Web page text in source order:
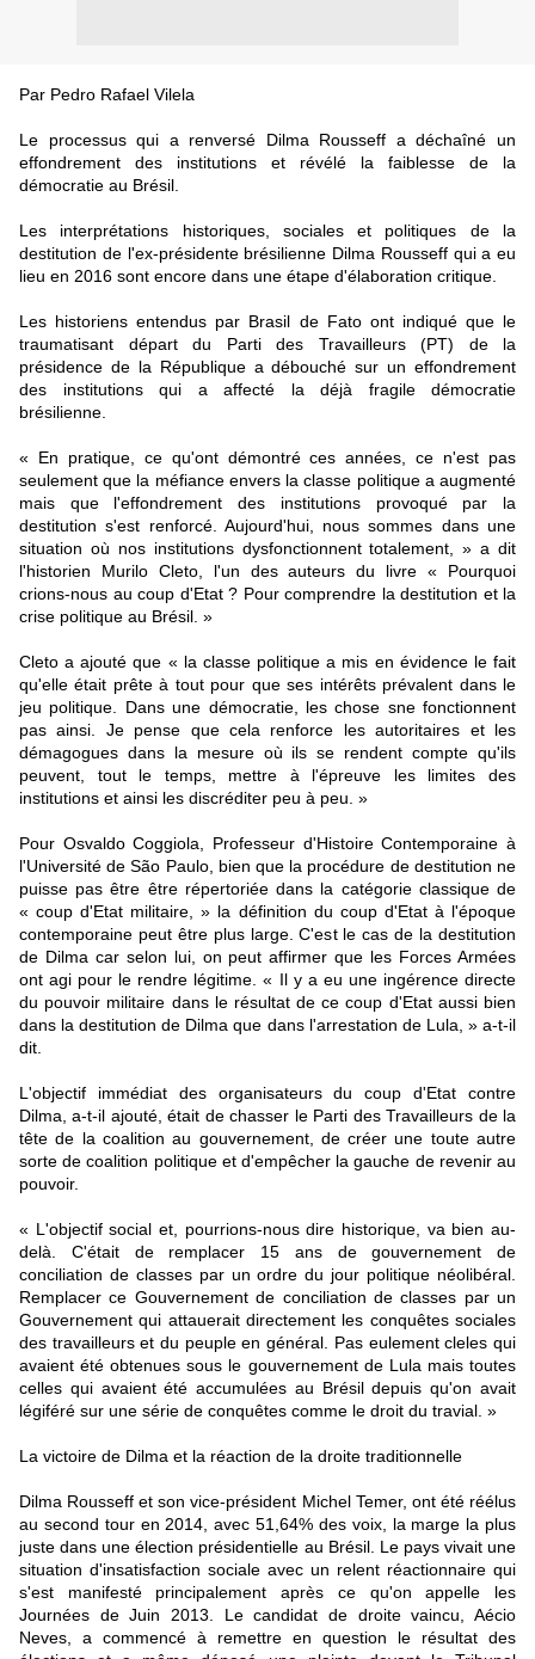
Par Pedro Rafael Vilela
Le processus qui a renversé Dilma Rousseff a déchaîné un
effondrement des institutions et révélé la faiblesse de la
démocratie au Brésil.
Les interprétations historiques, sociales et politiques de la
destitution de l'ex-présidente brésilienne Dilma Rousseff qui a eu
lieu en 2016 sont encore dans une étape d'élaboration critique.
Les historiens entendus par Brasil de Fato ont indiqué que le
traumatisant départ du Parti des Travailleurs (PT) de la
présidence de la République a débouché sur un effondrement
des institutions qui a affecté la déjà fragile démocratie
brésilienne.
« En pratique, ce qu'ont démontré ces années, ce n'est pas
seulement que la méfiance envers la classe politique a augmenté
mais que l'effondrement des institutions provoqué par la
destitution s'est renforcé. Aujourd'hui, nous sommes dans une
situation où nos institutions dysfonctionnent totalement, » a dit
l'historien Murilo Cleto, l'un des auteurs du livre « Pourquoi
crions-nous au coup d'Etat ? Pour comprendre la destitution et la
crise politique au Brésil. »
Cleto a ajouté que « la classe politique a mis en évidence le fait
qu'elle était prête à tout pour que ses intérêts prévalent dans le
jeu politique. Dans une démocratie, les chose sne fonctionnent
pas ainsi. Je pense que cela renforce les autoritaires et les
démagogues dans la mesure où ils se rendent compte qu'ils
peuvent, tout le temps, mettre à l'épreuve les limites des
institutions et ainsi les discréditer peu à peu. »
Pour Osvaldo Coggiola, Professeur d'Histoire Contemporaine à
l'Université de São Paulo, bien que la procédure de destitution ne
puisse pas être être répertoriée dans la catégorie classique de
« coup d'Etat militaire, » la définition du coup d'Etat à l'époque
contemporaine peut être plus large. C'est le cas de la destitution
de Dilma car selon lui, on peut affirmer que les Forces Armées
ont agi pour le rendre légitime. « Il y a eu une ingérence directe
du pouvoir militaire dans le résultat de ce coup d'Etat aussi bien
dans la destitution de Dilma que dans l'arrestation de Lula, » a-t-il
dit.
L'objectif immédiat des organisateurs du coup d'Etat contre
Dilma, a-t-il ajouté, était de chasser le Parti des Travailleurs de la
tête de la coalition au gouvernement, de créer une toute autre
sorte de coalition politique et d'empêcher la gauche de revenir au
pouvoir.
« L'objectif social et, pourrions-nous dire historique, va bien au-
delà. C'était de remplacer 15 ans de gouvernement de
conciliation de classes par un ordre du jour politique néolibéral.
Remplacer ce Gouvernement de conciliation de classes par un
Gouvernement qui attauerait directement les conquêtes sociales
des travailleurs et du peuple en général. Pas eulement cleles qui
avaient été obtenues sous le gouvernement de Lula mais toutes
celles qui avaient été accumulées au Brésil depuis qu'on avait
légiféré sur une série de conquêtes comme le droit du travial. »
La victoire de Dilma et la réaction de la droite traditionnelle
Dilma Rousseff et son vice-président Michel Temer, ont été réélus
au second tour en 2014, avec 51,64% des voix, la marge la plus
juste dans une élection présidentielle au Brésil. Le pays vivait une
situation d'insatisfaction sociale avec un relent réactionnaire qui
s'est manifesté principalement après ce qu'on appelle les
Journées de Juin 2013. Le candidat de droite vaincu, Aécio
Neves, a commencé à remettre en question le résultat des